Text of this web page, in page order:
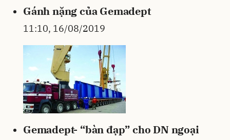
Gánh nặng của Gemadept
11:10, 16/08/2019
Gemadept- “bàn đạp” cho DN ngoại